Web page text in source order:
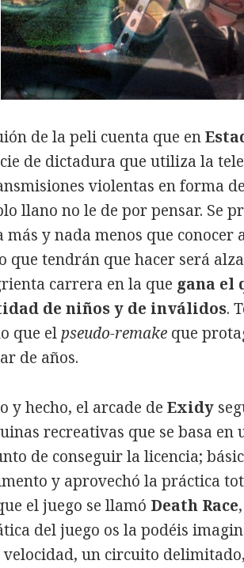
de la peli cuenta que en
de dictadura que utiliza la
violentas en forma
llano no le de por pensar. Se
más y nada menos que conocer
que tendrán que hacer será
carrera en la que gana el
de niños y de inválidos.
que el pseudo-remake que
de años.
y hecho, el arcade deExidy
recreativas que se basa en
de conseguir la licencia;
y aprovechó la práctica
el juego se llamó Death Race
del juego os la podéis
velocidad, un circuito